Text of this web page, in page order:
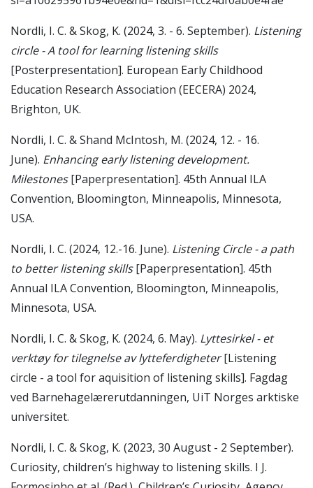
Nordli, I. C. & Skog, K. (2024, 3. - 6. September). Listening
circle - A tool for learning listening skills
[Posterpresentation]. European Early Childhood
Education Research Association (EECERA) 2024,
Brighton, UK.
Nordli, I. C. & Shand McIntosh, M. (2024, 12. - 16.
June). Enhancing early listening development.
Milestones [Paperpresentation]. 45th Annual ILA
Convention, Bloomington, Minneapolis, Minnesota,
USA.
Nordli, I. C. (2024, 12.-16. June). Listening Circle - a path
to better listening skills[Paperpresentation]. 45th
Annual ILA Convention, Bloomington, Minneapolis,
Minnesota, USA.
Nordli, I. C. & Skog, K. (2024, 6. May). Lyttesirkel - et
verktøy for tilegnelse av lytteferdigheter[Listening
circle - a tool for aquisition of listening skills]. Fagdag
ved Barnehagelærerutdanningen, UiT Norges arktiske
universitet.
Nordli, I. C. & Skog, K. (2023, 30 August - 2 September).
Curiosity, children’s highway to listening skills. I J.